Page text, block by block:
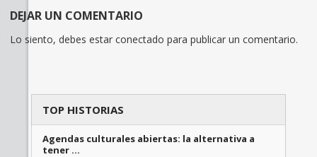
DEJAR UN COMENTARIO
Lo siento, debes estar conectado para publicar un comentario.
TOP HISTORIAS
Agendas culturales abiertas: la alternativa a
tener …